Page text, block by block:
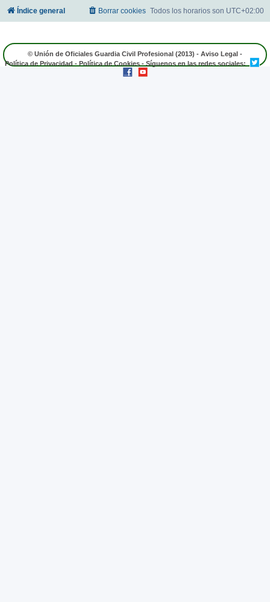
Índice general Todos los horarios son UTC+02:00
Borrar cookies
© Unión de Oficiales Guardia Civil Profesional (2013) - Aviso Legal -
Política de Privacidad - Política de Cookies - Síguenos en las redes sociales: